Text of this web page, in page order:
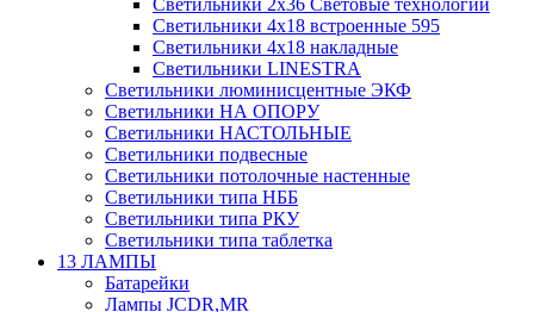
Светильники 2х36 Световые технологии
Светильники 4х18 встроенные 595
Светильники 4х18 накладные
Светильники LINESTRA
Светильники люминисцентные ЭКФ
Светильники НА ОПОРУ
Светильники НАСТОЛЬНЫЕ
Светильники подвесные
Светильники потолочные настенные
Светильники типа НББ
Светильники типа РКУ
Светильники типа таблетка
13 ЛАМПЫ
Батарейки
Лампы JCDR,MR